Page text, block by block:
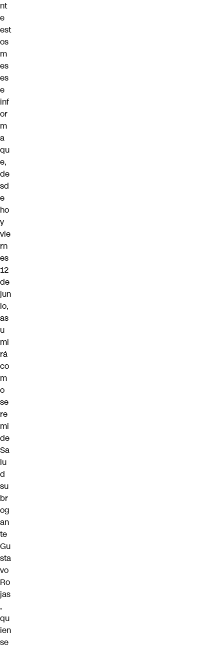
nt
e
est
os
m
es
es
e
inf
or
m
a
qu
e,
de
sd
e
ho
y
vie
rn
es
12
de
jun
io,
as
u
mi
rá
co
m
o
se
re
mi
de
Sa
lu
d
su
br
og
an
te
Gu
sta
vo
Ro
jas
,
qu
ien
se